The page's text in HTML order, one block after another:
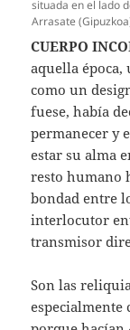
situada en el lado
Arrasate
CUERPO
aquella
como un
fuese, había
permanecer y
estar su alma
resto humano
bondad entre
interlocutor
transmisor
Son las
especialmente